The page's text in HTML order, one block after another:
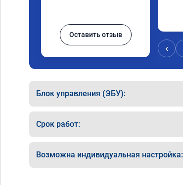
Оставить отзыв
‹
Блок управления (ЭБУ):
Срок работ:
Возможна индивидуальная настройка: